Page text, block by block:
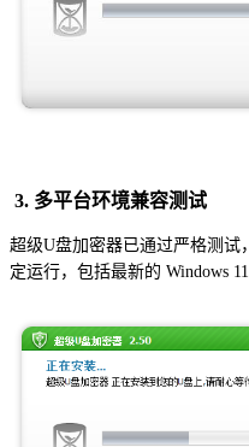
3. 多平台环境兼容测试
超级U盘加密器已通过严格测试
定运行，包括最新的 Windows